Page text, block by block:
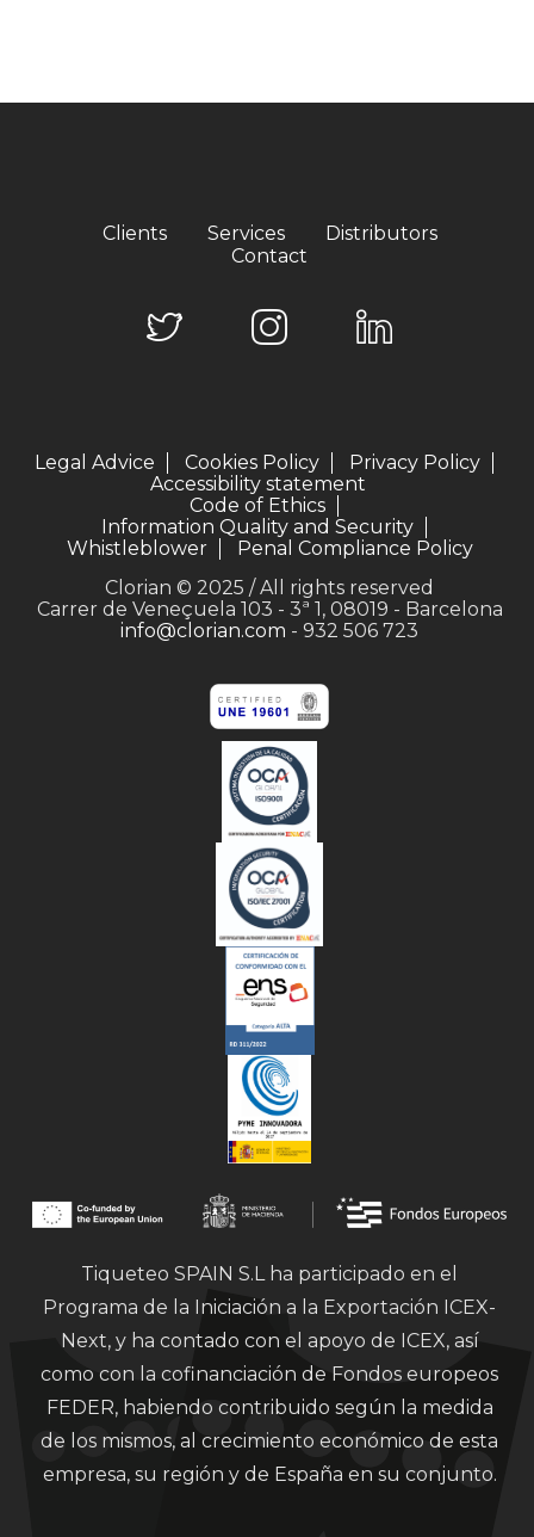
Clients Services
Distributors
Contact
Legal Advice Cookies Policy
Privacy Policy
Accessibility statement
Code of Ethics
Information Quality and Security
Whistleblower
Penal Compliance Policy
Clorian © 2025 / All rights reserved
Carrer de Veneçuela 103 - 3ª 1, 08019 - Barcelona
info@clorian.com - 932 506 723
Tiqueteo SPAIN S.L ha participado en el
Programa de la Iniciación a la Exportación ICEX-
Next, y ha contado con el apoyo de ICEX, así
como con la cofinanciación de Fondos europeos
FEDER, habiendo contribuido según la medida
de los mismos, al crecimiento económico de esta
empresa, su región y de España en su conjunto.